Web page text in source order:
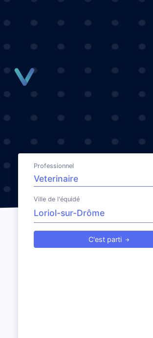
Professionnel
Ville de l'équidé
C'est parti